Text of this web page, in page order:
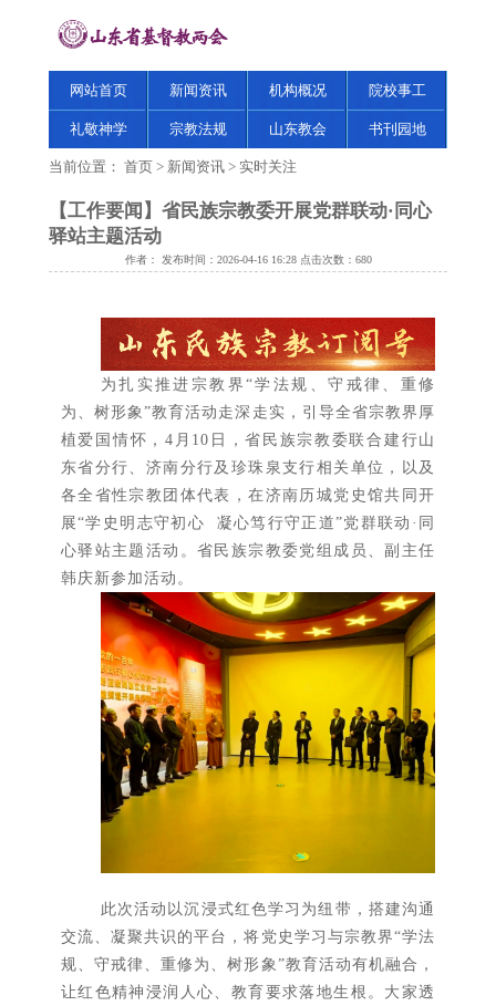
网站首页 新闻资讯 机构概况 院校事工
礼敬神学 宗教法规 山东教会 书刊园地
当前位置： 首页 > 新闻资讯 > 实时关注
【工作要闻】省民族宗教委开展党群联动·同心
驿站主题活动
作者： 发布时间：2026-04-16 16:28 点击次数： 680
为扎实推进宗教界“学法规、守戒律、重修
为、树形象”教育活动走深走实，引导全省宗教界厚
植爱国情怀，4月10日，省民族宗教委联合建行山
东省分行、济南分行及珍珠泉支行相关单位，以及
各全省性宗教团体代表，在济南历城党史馆共同开
展“学史明志守初心 凝心笃行守正道”党群联动·同
心驿站主题活动。省民族宗教委党组成员、副主任
韩庆新参加活动。
此次活动以沉浸式红色学习为纽带，搭建沟通
交流、凝聚共识的平台，将党史学习与宗教界“学法
规、守戒律、重修为、树形象”教育活动有机融合，
让红色精神浸润人心、教育要求落地生根。大家透